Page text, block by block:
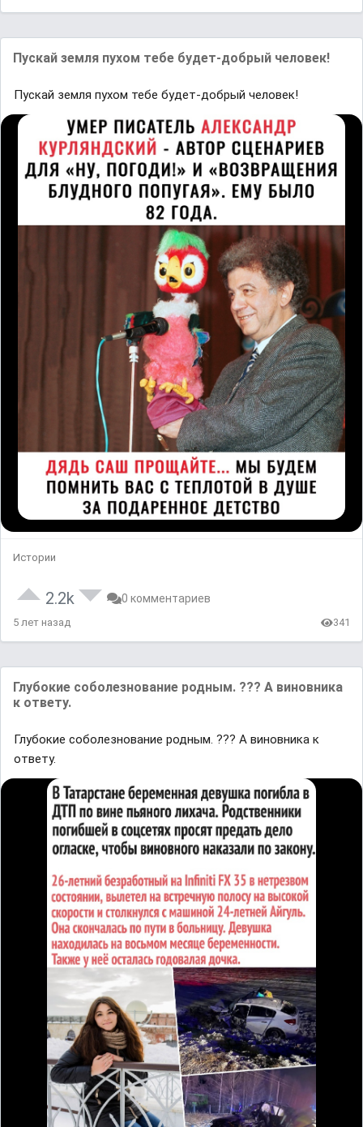
Пускай земля пухом тебе будет-добрый человек!
Пускай земля пухом тебе будет-добрый человек!
Истории
2.2k 0 комментариев
5 лет назад 341
Глубокие соболезнование родным. ??? А виновника
к ответу.
Глубокие соболезнование родным. ??? А виновника к
ответу.